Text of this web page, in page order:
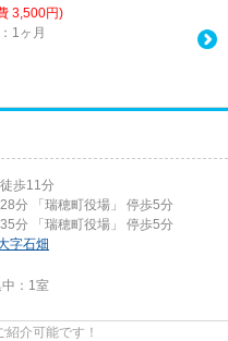
3,500円)
1ヶ月
徒歩11分
28分 「瑞穂町役場」 停歩5分
35分 「瑞穂町役場」 停歩5分
字石畑
： 1室
介可能です！